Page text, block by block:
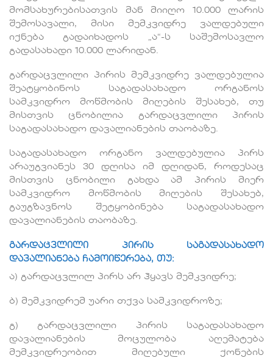
მომსახურებისათვის მან მიიღო 10.000 ლარის
შემოსავალი, მისი მემკვიდრე ვალდებული
იქნება გადაიხადოს „ა“-ს საშემოსავლო
გადასახადი 10.000 ლარიდან.
გარდაცვლილი პირის მემკვიდრე ვალდებულია
შეატყობინოს საგადასახადო ორგანოს
სამკვიდრო მოწმობის მიღების შესახებ, თუ
მისთვის ცნობილია გარდაცვლილი პირის
საგადასახადო დავალიანების თაობაზე.
საგადასახადო ორგანო ვალდებულია პირს
არაუგვიანეს 30 დღისა იმ დღიდან, როდესაც
მისთვის ცნობილი გახდა ამ პირის მიერ
სამკვიდრო მოწმობის მიღების შესახებ,
გაუგზავნოს შეტყობინება საგადასახადო
დავალიანების თაობაზე.
გარდაცვლილი პირის საგადასახადო
დავალიანება ჩამოიწერება, თუ:
ა) გარდაცვლილ პირს არ ჰყავს მემკვიდრე;
ბ) მემკვიდრემ უარი თქვა სამკვიდროზე;
გ) გარდაცვლილი პირის საგადასახადო
დავალიანების მოცულობა აღემატება
მემკვიდრეობით მიღებული ქონების